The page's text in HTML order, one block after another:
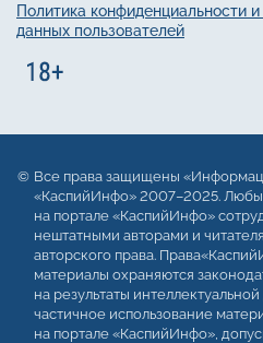
Политика конфиденциальности
данных пользователей
Все права защищены
«КаспийИнфо» 2007–2025.
на портале «КаспийИнфо»
нештатными авторами и
авторского права.
материалы охраняются
на результаты
частичное использование
на портале «КаспийИнфо»,